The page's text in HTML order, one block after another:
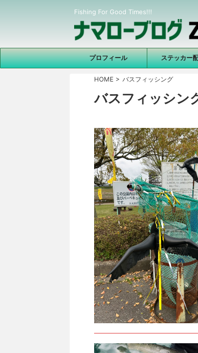
Fishing For Good Times!!!
プロフィール ステッカー
HOME > バスフィッシング
バスフィッシン